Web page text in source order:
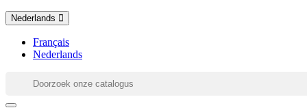
Nederlands
Français
Nederlands